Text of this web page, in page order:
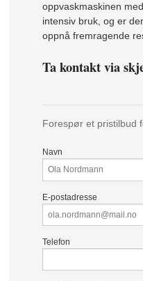
oppvaskmaskinen
intensiv bruk, og er
oppnå fremragende
Ta kontakt via
Forespør et pristilbud
Navn
E-postadresse
Telefon